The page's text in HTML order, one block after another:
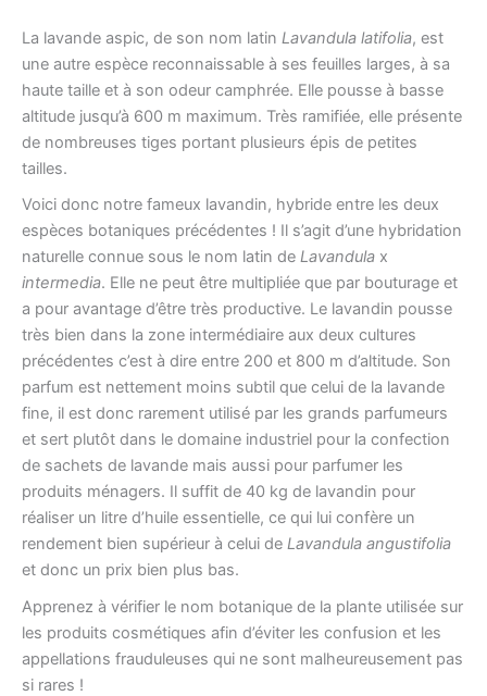
La lavande aspic, de son nom latin Lavandula latifolia, est
une autre espèce reconnaissable à ses feuilles larges, à sa
haute taille et à son odeur camphrée. Elle pousse à basse
altitude jusqu’à 600 m maximum. Très ramifiée, elle présente
de nombreuses tiges portant plusieurs épis de petites
tailles.
Voici donc notre fameux lavandin, hybride entre les deux
espèces botaniques précédentes ! Il s’agit d’une hybridation
naturelle connue sous le nom latin de Lavandula x
intermedia. Elle ne peut être multipliée que par bouturage et
a pour avantage d’être très productive. Le lavandin pousse
très bien dans la zone intermédiaire aux deux cultures
précédentes c’est à dire entre 200 et 800 m d’altitude. Son
parfum est nettement moins subtil que celui de la lavande
fine, il est donc rarement utilisé par les grands parfumeurs
et sert plutôt dans le domaine industriel pour la confection
de sachets de lavande mais aussi pour parfumer les
produits ménagers. Il suffit de 40 kg de lavandin pour
réaliser un litre d’huile essentielle, ce qui lui confère un
rendement bien supérieur à celui de Lavandula angustifolia
et donc un prix bien plus bas.
Apprenez à vérifier le nom botanique de la plante utilisée sur
les produits cosmétiques afin d’éviter les confusion et les
appellations frauduleuses qui ne sont malheureusement pas
si rares !